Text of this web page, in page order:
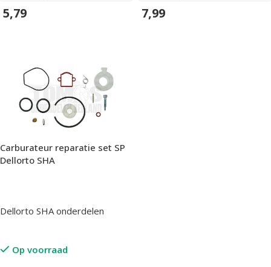
5,79 7,99
Carburateur reparatie set SP
Dellorto SHA
Dellorto SHA onderdelen
Op voorraad